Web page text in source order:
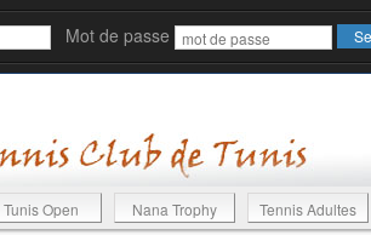
Mot de passe
Tunis Open Nana Trophy Tennis Adultes